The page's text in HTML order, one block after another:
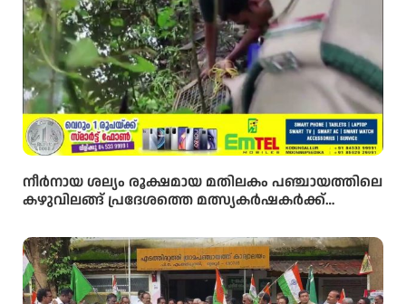
നീർനായ ശല്യം രൂക്ഷമായ മതിലകം പഞ്ചായത്തിലെ
കഴുവിലങ്ങ് പ്രദേശത്തെ മത്സ്യകർഷകർക്ക്
സ്ഥാപിച്ചു.